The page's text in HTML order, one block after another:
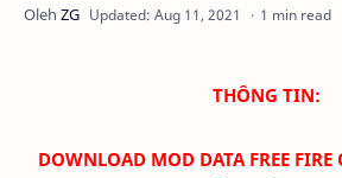
1 min read
THÔNG TIN:
DOWNLOAD MOD DATA FREE